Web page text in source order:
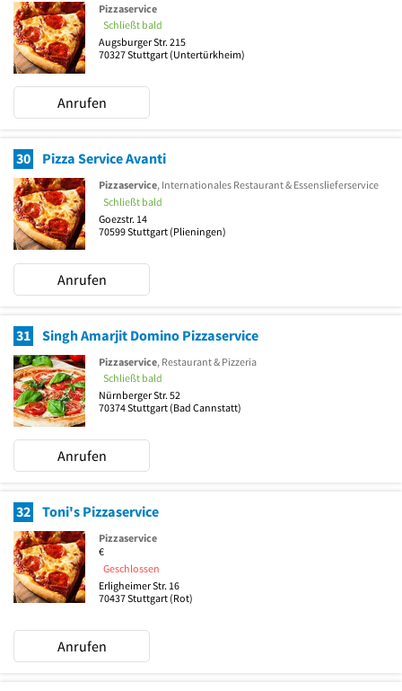
Pizzaservice
Schließt bald
Augsburger Str. 215
70327Stuttgart (Untertürkheim)
Anrufen
30 Pizza Service Avanti
Pizzaservice, Internationales Restaurant & Essenslieferservice
Schließt bald
Goezstr. 14
70599Stuttgart (Plieningen)
Anrufen
31 Singh Amarjit Domino Pizzaservice
Pizzaservice, Restaurant & Pizzeria
Schließt bald
Nürnberger Str. 52
70374Stuttgart (Bad Cannstatt)
Anrufen
32 Toni's Pizzaservice
Pizzaservice
€
Geschlossen
Erligheimer Str. 16
70437Stuttgart (Rot)
Anrufen